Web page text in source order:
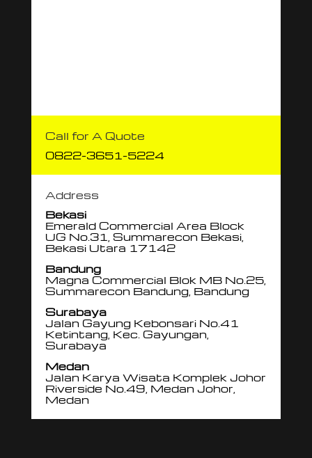
Call for A Quote
0822-3651-5224
Address
Bekasi
Emerald Commercial Area Block
UG No.31, Summarecon Bekasi,
Bekasi Utara 17142
Bandung
Magna Commercial Blok MB No.25,
Summarecon Bandung, Bandung
Surabaya
Jalan Gayung Kebonsari No.41
Ketintang, Kec. Gayungan,
Surabaya
Medan
Jalan Karya Wisata Komplek Johor
Riverside No.49, Medan Johor,
Medan